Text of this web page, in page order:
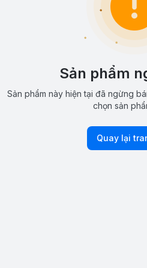
Sản phẩm
Sản phẩm này hiện tại đã ngừng
chọn sản
Quay lại